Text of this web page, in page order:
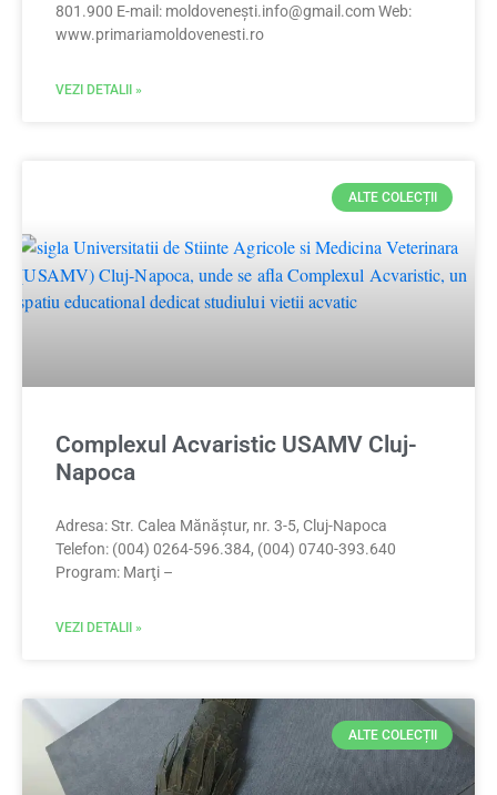
801.900 E-mail: moldovenești.info@gmail.comWeb:
www.primariamoldovenesti.ro
VEZI DETALII »
ALTE COLECȚII
Complexul Acvaristic USAMV Cluj-
Napoca
Adresa: Str. Calea Mănăștur, nr. 3-5, Cluj-Napoca
Telefon: (004) 0264-596.384, (004) 0740-393.640
Program: Marţi –
VEZI DETALII »
ALTE COLECȚII